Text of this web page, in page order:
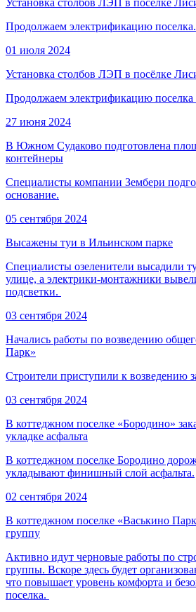
Установка столбов ЛЭП в посёлке
Продолжаем электрификацию поселка.
01 июля 2024
Установка столбов ЛЭП в посёлке
Продолжаем электрификацию
27 июня 2024
В Южном Судаково подготовлена
контейнеры
Специалисты компании Зембери
основание.
05 сентября 2024
Высажены туи в Ильинском парке
Специалисты озеленители высадили
улице, а электрики-монтажники
подсветки.
03 сентября 2024
Начались работы по возведению
Парк»
Строители приступили к возведению
03 сентября 2024
В коттеджном поселке «Бородино»
укладке асфальта
В коттеджном поселке Бородино
укладывают финишный слой асфальта.
02 сентября 2024
В коттеджном поселке «Васькино
группу
Активно идут черновые работы по
группы. Вскоре здесь будет
что повышает уровень комфорта и
поселка.